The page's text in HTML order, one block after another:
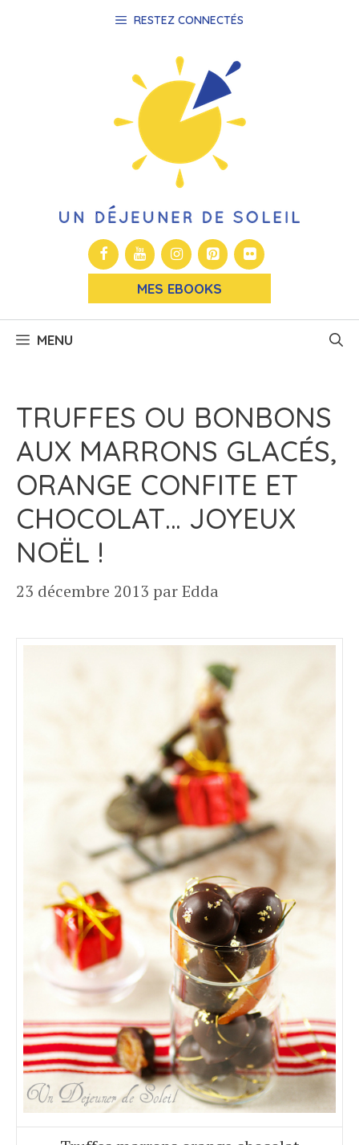
RESTEZ CONNECTÉS
MES EBOOKS
MENU
TRUFFES OU BONBONS
AUX MARRONS GLACÉS,
ORANGE CONFITE ET
CHOCOLAT… JOYEUX
NOËL !
23 décembre 2013 parEdda